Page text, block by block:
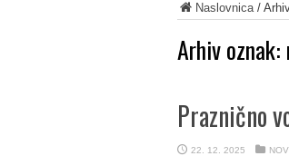
Naslovnica/
Arhiv oznak:
Praznično
22. 12. 2025